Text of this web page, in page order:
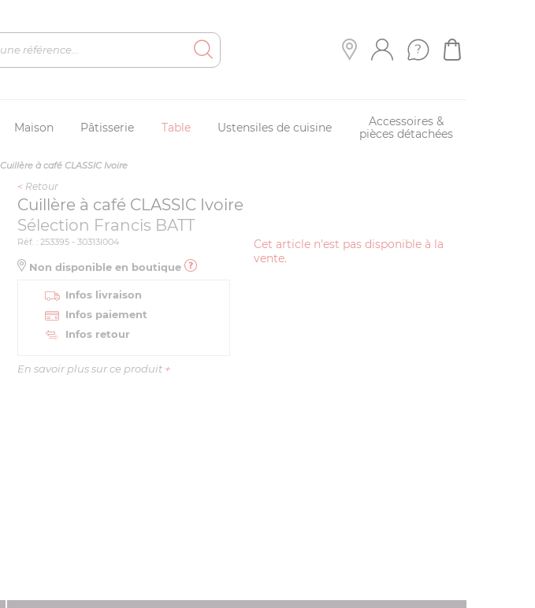
Maison Pâtisserie Table Ustensiles de cuisine
Accessoires &
pièces détachées
Cuillère à café CLASSIC Ivoire
< Retour
Cuillère à café CLASSIC Ivoire
Sélection Francis BATT
Cet article n'est pas disponible à la
vente.
Réf. : 253395 - 30313I004
Non disponible en boutique
Infos livraison
Infos paiement
Infos retour
En savoir plus sur ce produit +